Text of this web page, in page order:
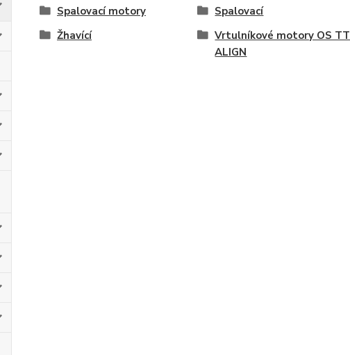
Spalovací motory Spalovací
Žhavící
Vrtulníkové motory OS TT
ALIGN